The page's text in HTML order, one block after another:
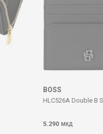
BOSS
HLC526A Double B
5.290 МКД